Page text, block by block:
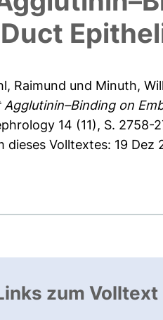
Raimund und Minuth,
on
14 (11), S. 2758-
Volltextes: 19 Dez
zum Volltext